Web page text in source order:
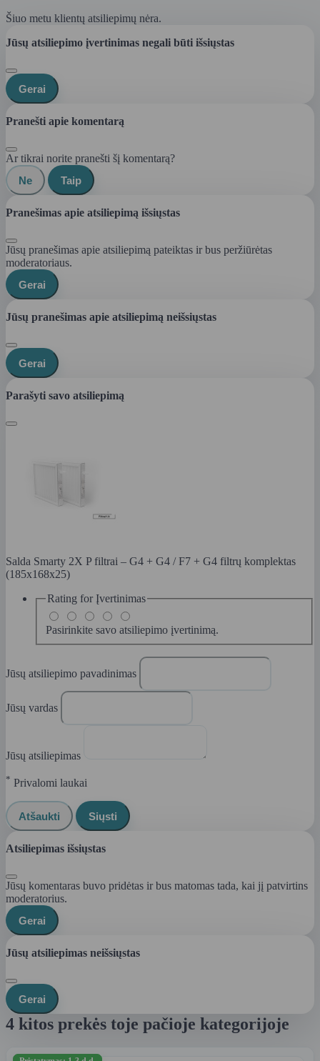
Šiuo metu klientų atsiliepimų nėra.
Jūsų atsiliepimo įvertinimas negali būti išsiųstas
Gerai
Pranešti apie komentarą
Ar tikrai norite pranešti šį komentarą?
Ne
Taip
Pranešimas apie atsiliepimą išsiųstas
Jūsų pranešimas apie atsiliepimą pateiktas ir bus peržiūrėtas
moderatoriaus.
Gerai
Jūsų pranešimas apie atsiliepimą neišsiųstas
Gerai
Parašyti savo atsiliepimą
Salda Smarty 2X P filtrai – G4 + G4 / F7 + G4 filtrų komplektas
(185x168x25)
Rating for Įvertinimas
Pasirinkite savo atsiliepimo įvertinimą.
Jūsų atsiliepimo pavadinimas
Jūsų vardas
Jūsų atsiliepimas
* Privalomi laukai
Atšaukti Siųsti
Atsiliepimas išsiųstas
Jūsų komentaras buvo pridėtas ir bus matomas tada, kai jį patvirtins
moderatorius.
Gerai
Jūsų atsiliepimas neišsiųstas
Gerai
4 kitos prekės toje pačioje kategorijoje